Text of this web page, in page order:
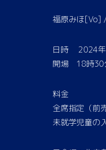
福原みほ[Vo]
日時 2024年
開場 18時
料金
全席指定（
未就学児童の